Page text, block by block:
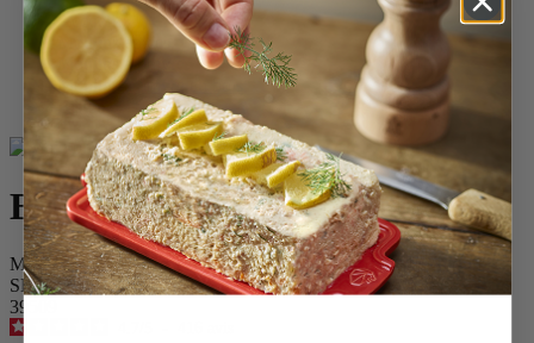
Accueil
Moulins épices
Moulins à poivre
Moulins à poivre en bois
Bistro
Bistro
Moulin à poivre manuel en bois, collection graphite, 10 cm - 4in
SKU
39509